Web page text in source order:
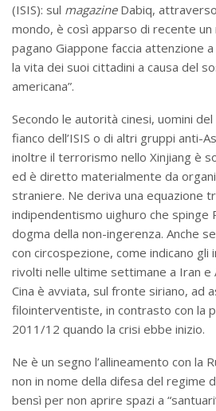
(ISIS): sul magazine Dabiq, attraverso
mondo, è così apparso di recente un
pagano Giappone faccia attenzione
la vita dei suoi cittadini a causa del
americana”.
Secondo le autorità cinesi, uomini
fianco dell’ISIS o di altri gruppi anti-
inoltre il terrorismo nello Xinjiang è
ed è diretto materialmente da
straniere. Ne deriva una equazione
indipendentismo uighuro che spinge
dogma della non-ingerenza. Anche
con circospezione, come indicano gli
rivolti nelle ultime settimane a Iran e
Cina è avviata, sul fronte siriano, ad
filointerventiste, in contrasto con la
2011/12 quando la crisi ebbe inizio.
Ne è un segno l’allineamento con la
non in nome della difesa del regime
bensì per non aprire spazi a